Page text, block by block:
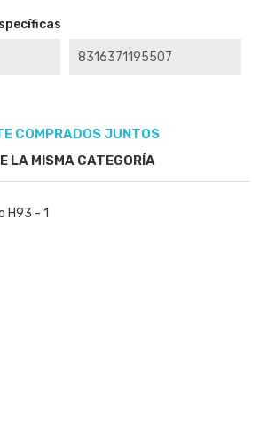
8316371195507
COMPRADOS JUNTOS
LA MISMA CATEGORÍA